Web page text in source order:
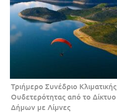
Τριήμερο Συνέδριο Κλιματικής
Ουδετερότητας από το Δίκτυο
Δήμων με Λίμνες